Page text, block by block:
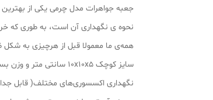
جعبه جواهرات مدل چرمی یکی از بهترین
نحوه ی نگهداری آن است، به طوری که
همه‌ی ما معمولا قبل از هرچیزی به شکل